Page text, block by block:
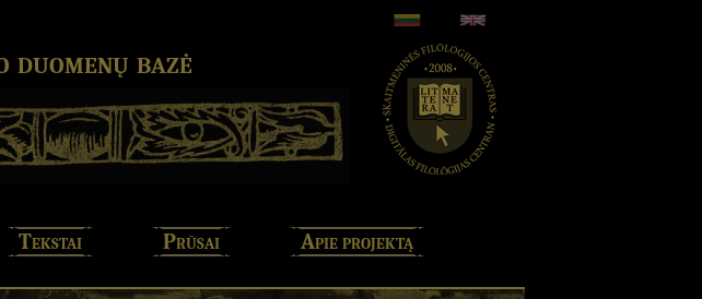
bazė
Tekstai Prūsai Apie projektą